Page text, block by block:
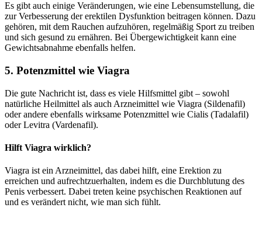
Es gibt auch einige Veränderungen, wie eine Lebensumstellung, die
zur Verbesserung der erektilen Dysfunktion beitragen können. Dazu
gehören, mit dem Rauchen aufzuhören, regelmäßig Sport zu treiben
und sich gesund zu ernähren. Bei Übergewichtigkeit kann eine
Gewichtsabnahme ebenfalls helfen.
5. Potenzmittel wie Viagra
Die gute Nachricht ist, dass es viele Hilfsmittel gibt – sowohl
natürliche Heilmittel als auch Arzneimittel wie Viagra (Sildenafil)
oder andere ebenfalls wirksame Potenzmittel wie Cialis (Tadalafil)
oder Levitra (Vardenafil).
Hilft Viagra wirklich?
Viagra ist ein Arzneimittel, das dabei hilft, eine Erektion zu
erreichen und aufrechtzuerhalten, indem es die Durchblutung des
Penis verbessert. Dabei treten keine psychischen Reaktionen auf
und es verändert nicht, wie man sich fühlt.